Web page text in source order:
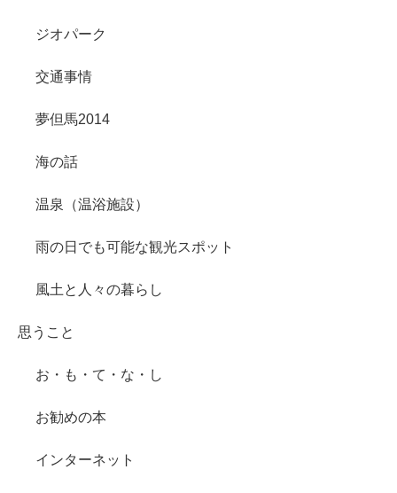
ジオパーク
交通事情
夢但馬2014
海の話
温泉（温浴施設）
雨の日でも可能な観光スポット
風土と人々の暮らし
思うこと
お・も・て・な・し
お勧めの本
インターネット